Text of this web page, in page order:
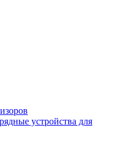
устройства для